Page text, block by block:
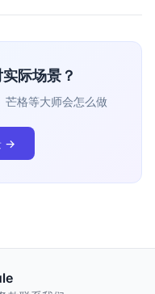
际场景？
芒格等大师会怎么做
→